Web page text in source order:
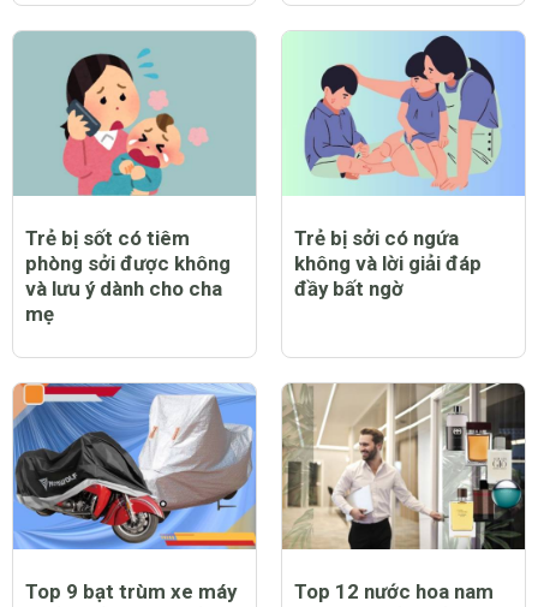
Trẻ bị sốt có tiêm
phòng sởi được không
và lưu ý dành cho cha
mẹ
Trẻ bị sởi có ngứa
không và lời giải đáp
đầy bất ngờ
Top 9 bạt trùm xe máy
Top 12 nước hoa nam